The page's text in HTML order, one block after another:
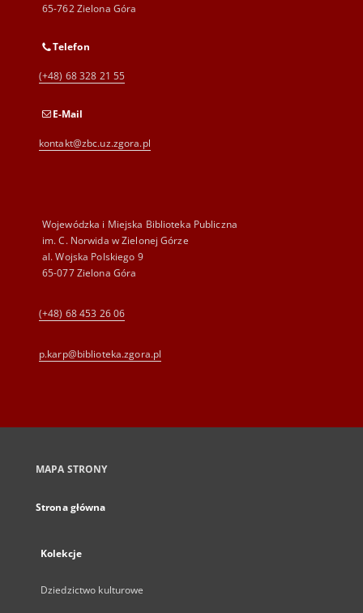
65-762 Zielona Góra
Telefon
(+48) 68 328 21 55
E-Mail
kontakt@zbc.uz.zgora.pl
Wojewódzka i Miejska Biblioteka Publiczna
im. C. Norwida w Zielonej Górze
al. Wojska Polskiego 9
65-077 Zielona Góra
(+48) 68 453 26 06
p.karp@biblioteka.zgora.pl
MAPA STRONY
Strona główna
Kolekcje
Dziedzictwo kulturowe